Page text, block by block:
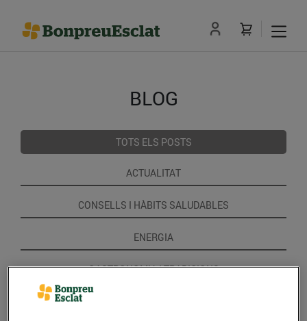
BLOG
TOTS ELS POSTS
ACTUALITAT
CONSELLS I HÀBITS SALUDABLES
ENERGIA
GASTRONOMIA I TRADICIONS